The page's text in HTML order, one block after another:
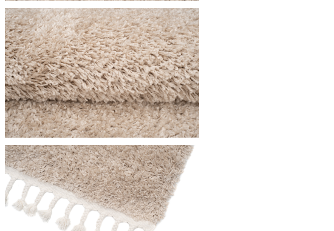
Utilizziamo i cookie per personalizzare
Condividiamo inoltre informazioni su come